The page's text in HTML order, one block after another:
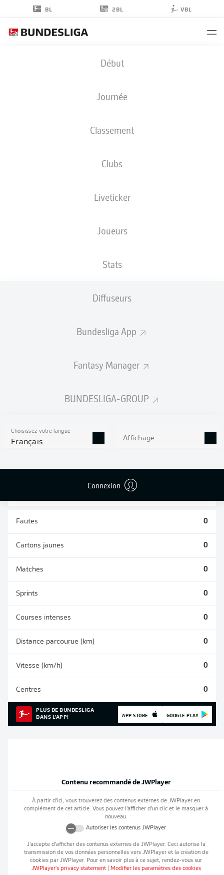
BL 2BL VBL
Début
Journée
Classement
Clubs
Liveticker
Joueurs
Stats
Diffuseurs
Bundesliga App
Fantasy Manager
BUNDESLIGA-GROUP
Choisissez votre langue
Français Affichage
Connexion
STATS DE LA SAISON
2024/2025
0 0
Fautes 0
Cartons jaunes 0
Matches 0
Sprints 0
Courses intenses 0
Distance parcourue (km) 0
Vitesse (km/h) 0
Centres 0
PLUS DE BUNDESLIGA
DANS L'APP!
APP STORE GOOGLE PLAY
Contenu recommandé de JWPlayer
À partir d’ici, vous trouverez des contenus externes de JWPlayer en
complément de cet article. Vous pouvez l’afficher d’un clic et le masquer à
nouveau.
Autoriser les contenus JWPlayer
J’accepte d’afficher des contenus externes de JWPlayer. Ceci autorise la
transmission de vos données personnelles vers JWPlayeret la création de
cookies par JWPlayer. Pour en savoir plus à ce sujet, rendez-vous sur
JWPlayer's privacy statement| Modifier les paramètres des cookies